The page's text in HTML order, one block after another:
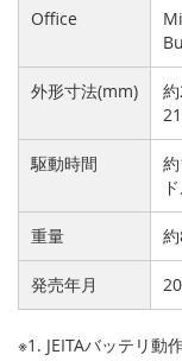
Office
外形寸法(mm)
駆動時間
重量
発売年月
※1. JEITAバッテリ動